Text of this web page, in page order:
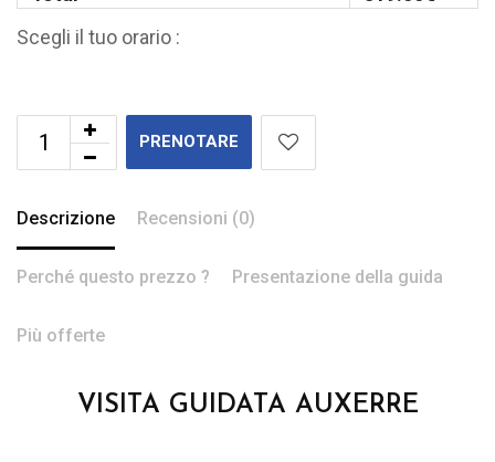
Scegli il tuo orario :
PRENOTARE
Descrizione Recensioni (0)
Perché questo prezzo ? Presentazione della guida
Più offerte
VISITA GUIDATA AUXERRE